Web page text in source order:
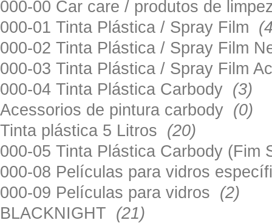
000-00 Car care / produtos de
000-01 Tinta Plástica / Spray Film
000-02 Tinta Plástica / Spray Film
000-03 Tinta Plástica / Spray Film
000-04 Tinta Plástica Carbody (3)
Acessorios de pintura carbody (0)
Tinta plástica 5 Litros (20)
000-05 Tinta Plástica Carbody
000-08 Películas para vidros
000-09 Películas para vidros (2)
BLACKNIGHT (21)